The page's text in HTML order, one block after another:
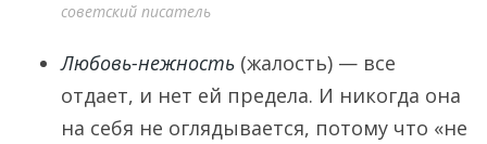
советский писатель
Любовь-нежность (жалость) — все
отдает, и нет ей предела. И никогда она
на себя не оглядывается, потому что «не